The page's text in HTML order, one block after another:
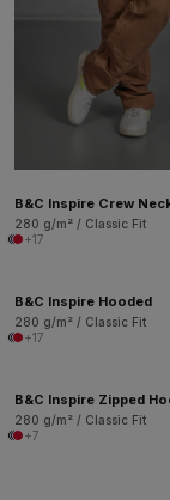
B&C Inspire Crew
280 g/m² / Classic Fit
+17
B&C Inspire Hooded
280 g/m² / Classic Fit
+17
B&C Inspire Zipped
280 g/m² / Classic Fit
+7